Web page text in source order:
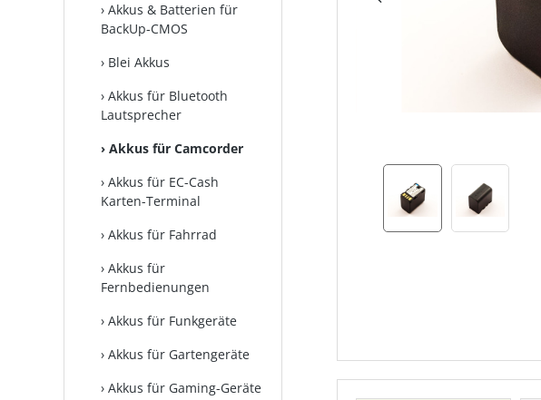
Akkus & Batterien für
BackUp-CMOS
Blei Akkus
Akkus für Bluetooth
Lautsprecher
Akkus für Camcorder
Akkus für EC-Cash
Karten-Terminal
Akkus für Fahrrad
Akkus für
Fernbedienungen
Akkus für Funkgeräte
Akkus für Gartengeräte
Akkus für Gaming-Geräte